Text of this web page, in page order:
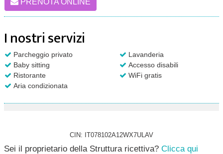
PRENOTA ONLINE
I nostri servizi
Parcheggio privato
Lavanderia
Baby sitting
Accesso disabili
Ristorante
WiFi gratis
Aria condizionata
CIN: IT078102A12WX7ULAV
Sei il proprietario della Struttura ricettiva? Clicca qui